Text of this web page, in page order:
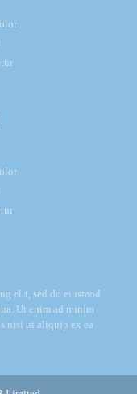
elit, sed do eiusmod
Ut enim ad minim
nisi ut aliquip ex ea